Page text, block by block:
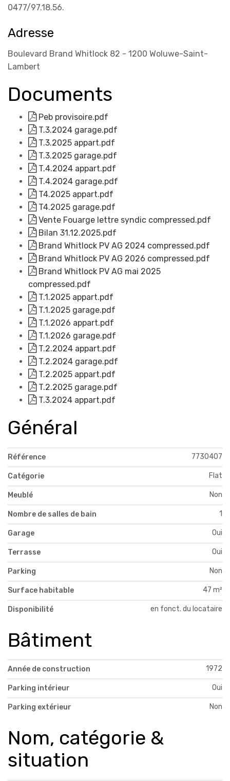
0477/97.18.56.
Adresse
Boulevard Brand Whitlock 82 - 1200 Woluwe-Saint-
Lambert
Documents
Peb provisoire.pdf
T.3.2024 garage.pdf
T.3.2025 appart.pdf
T.3.2025 garage.pdf
T.4.2024 appart.pdf
T.4.2024 garage.pdf
T4.2025 appart.pdf
T4.2025 garage.pdf
Vente Fouarge lettre syndic compressed.pdf
Bilan 31.12.2025.pdf
Brand Whitlock PV AG 2024 compressed.pdf
Brand Whitlock PV AG 2026 compressed.pdf
Brand Whitlock PV AG mai 2025
compressed.pdf
T.1.2025 appart.pdf
T.1.2025 garage.pdf
T.1.2026 appart.pdf
T.1.2026 garage.pdf
T.2.2024 appart.pdf
T.2.2024 garage.pdf
T.2.2025 appart.pdf
T.2.2025 garage.pdf
T.3.2024 appart.pdf
Général
Référence 7730407
Catégorie Flat
Meublé Non
Nombre de salles de bain 1
Garage Oui
Terrasse Oui
Parking Non
Surface habitable 47 m²
Disponibilité en fonct. du locataire
Bâtiment
Année de construction 1972
Parking intérieur Oui
Parking extérieur Non
Nom, catégorie &
situation